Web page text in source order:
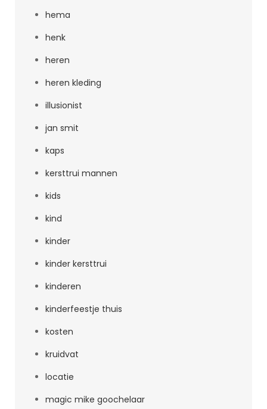
hema
henk
heren
heren kleding
illusionist
jan smit
kaps
kersttrui mannen
kids
kind
kinder
kinder kersttrui
kinderen
kinderfeestje thuis
kosten
kruidvat
locatie
magic mike goochelaar